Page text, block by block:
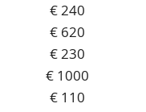
€ 240
€ 620
€ 230
€ 1000
€ 110